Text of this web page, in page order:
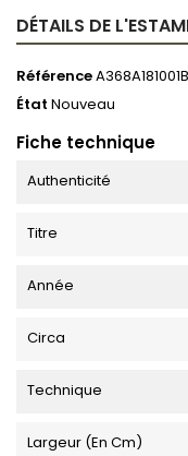
DÉTAILS DE
Référence
État Nouveau
Fiche technique
Authenticité
Titre
Année
Circa
Technique
Largeur (en Cm)